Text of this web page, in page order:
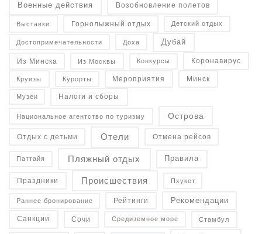
Военные действия Возобновление полетов
Выставки Горнолыжный отдых Детский отдых
Достопримечательности Доха Дубай
Из Минска Из Москвы Конкурсы Коронавирус
Круизы Курорты Мероприятия Минск
Музеи Налоги и сборы
Национальное агентство по туризму Острова
Отдых с детьми Отели Отмена рейсов
Паттайя Пляжный отдых Правила
Праздники Происшествия Пхукет
Раннее бронирование Рейтинги Рекомендации
Санкции Сочи Средиземное море Стамбул